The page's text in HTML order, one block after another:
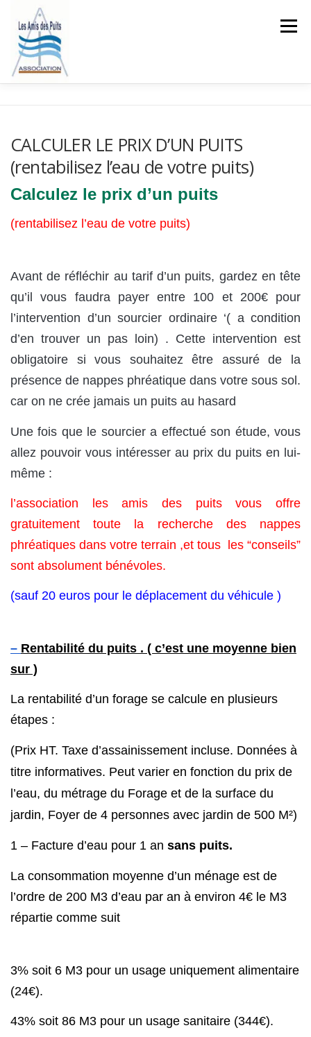
contenu
Menu
BLOG COMMENTAIRES
CALCULER LE PRIX D’UN PUITS
(rentabilisez l’eau de votre puits)
Calculez le prix d’un puits
(rentabilisez l’eau de votre puits)
Avant de réfléchir au tarif d’un puits, gardez en tête
qu’il vous faudra payer entre 100 et 200€ pour
l’intervention d’un sourcier ordinaire ‘( a condition
d’en trouver un pas loin) . Cette intervention est
obligatoire si vous souhaitez être assuré de la
présence de nappes phréatique dans votre sous sol.
car on ne crée jamais un puits au hasard
Une fois que le sourcier a effectué son étude, vous
allez pouvoir vous intéresser au prix du puits en lui-
même :
l’association les amis des puits vous offre
gratuitement toute la recherche des nappes
phréatiques dans votre terrain ,et tous les “conseils”
sont absolument bénévoles.
(sauf 20 euros pour le déplacement du véhicule )
– Rentabilité du puits . ( c’est une moyenne bien
sur )
La rentabilité d’un forage se calcule en plusieurs
étapes :
(Prix HT. Taxe d’assainissement incluse. Données à
titre informatives. Peut varier en fonction du prix de
l’eau, du métrage du Forage et de la surface du
jardin, Foyer de 4 personnes avec jardin de 500 M²)
1 – Facture d’eau pour 1 an sans puits.
La consommation moyenne d’un ménage est de
l’ordre de 200 M3 d’eau par an à environ 4€ le M3
répartie comme suit
3% soit 6 M3 pour un usage uniquement alimentaire
(24€).
43% soit 86 M3 pour un usage sanitaire (344€).